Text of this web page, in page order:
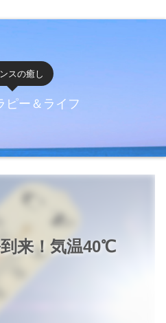
スの癒し
ピー＆ライフ
来！気温40℃